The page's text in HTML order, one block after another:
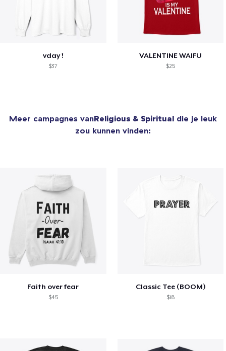
vday !
$37
VALENTINE WAIFU
$25
Meer campagnes vanReligious & Spiritual die je leuk
zou kunnen vinden:
Faith over fear
$45
Classic Tee (BOOM)
$18